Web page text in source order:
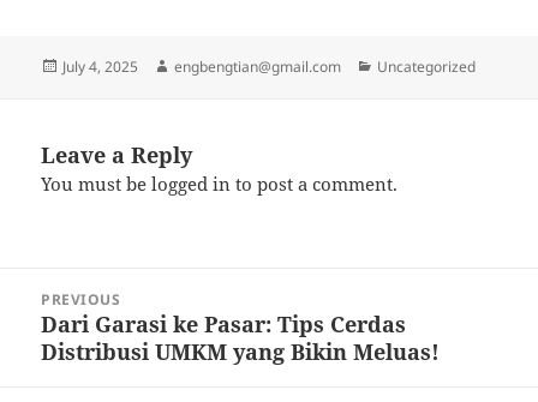
Posted
July 4, 2025 Author
engbengtian@gmail.com Categories
Uncategorized
Leave a Reply
You must belogged in to post a comment.
navigation
PREVIOUS
Previous
post:
Dari Garasi ke Pasar: Tips Cerdas
Distribusi UMKM yang Bikin Meluas!